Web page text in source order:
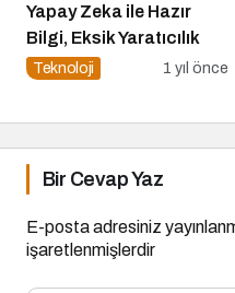
Yapay Zeka ile Hazır
Bilgi, Eksik Yaratıcılık
Teknoloji 1 yıl önce
Bir Cevap Yaz
E-posta adresiniz
işaretlenmişlerdir